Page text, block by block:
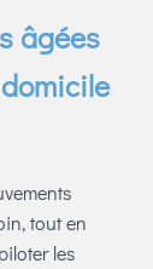
âgées
tout en
les